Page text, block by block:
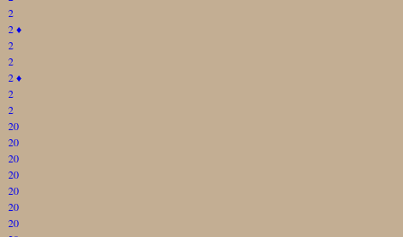
2
2♦
2
2
2♦
2
2
20
20
20
20
20
20
20